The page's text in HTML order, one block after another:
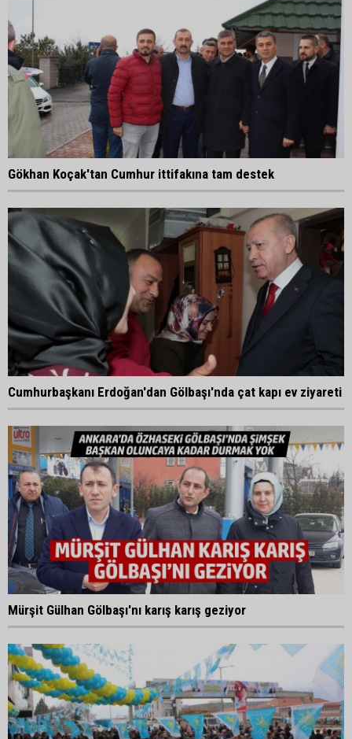
Gökhan Koçak'tan Cumhur ittifakına tam destek
Cumhurbaşkanı Erdoğan'dan Gölbaşı'nda çat kapı ev ziyareti
Mürşit Gülhan Gölbaşı'nı karış karış geziyor